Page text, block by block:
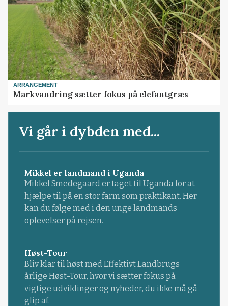
ARRANGEMENT
Markvandring sætter fokus på elefantgræs
Vi går i dybden med...
Mikkel er landmand i Uganda
Mikkel Smedegaard er taget til Uganda for at
hjælpe til på en stor farm som praktikant. Her
kan du følge med i den unge landmands
oplevelser på rejsen.
Høst-Tour
Bliv klar til høst med Effektivt Landbrugs
årlige Høst-Tour, hvor vi sætter fokus på
vigtige udviklinger og nyheder, du ikke må gå
glip af.